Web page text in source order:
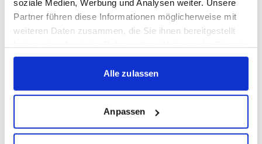
soziale Medien, Werbung und Analysen weiter. Unsere
Partner führen diese Informationen möglicherweise mit
weiteren Daten zusammen, die Sie ihnen bereitgestellt
gesammelt haben.
Alle zulassen
Anpassen
zu sein.“
KICK VOR DEM SPIEL: KICKERS
TREFFEN ZUM SAISONAUFTAKT AUF
ULM